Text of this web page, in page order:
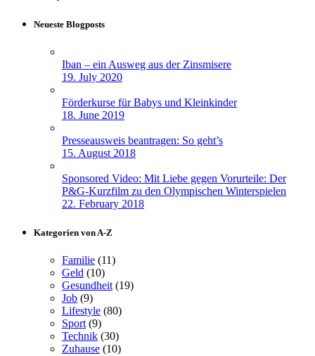
Neueste Blogposts
Iban – ein Ausweg aus der Zinsmisere
19. July 2020
Förderkurse für Babys und Kleinkinder
18. June 2019
Presseausweis beantragen: So geht’s
15. August 2018
Sponsored Video: Mit Liebe gegen Vorurteile: Der
P&G-Kurzfilm zu den Olympischen Winterspielen
22. February 2018
Kategorien von A-Z
Familie (11)
Geld (10)
Gesundheit (19)
Job (9)
Lifestyle (80)
Sport (9)
Technik (30)
Zuhause (10)